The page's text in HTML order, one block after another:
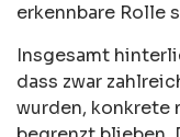
erkennbare Rolle
Insgesamt
dass zwar
wurden, konkrete